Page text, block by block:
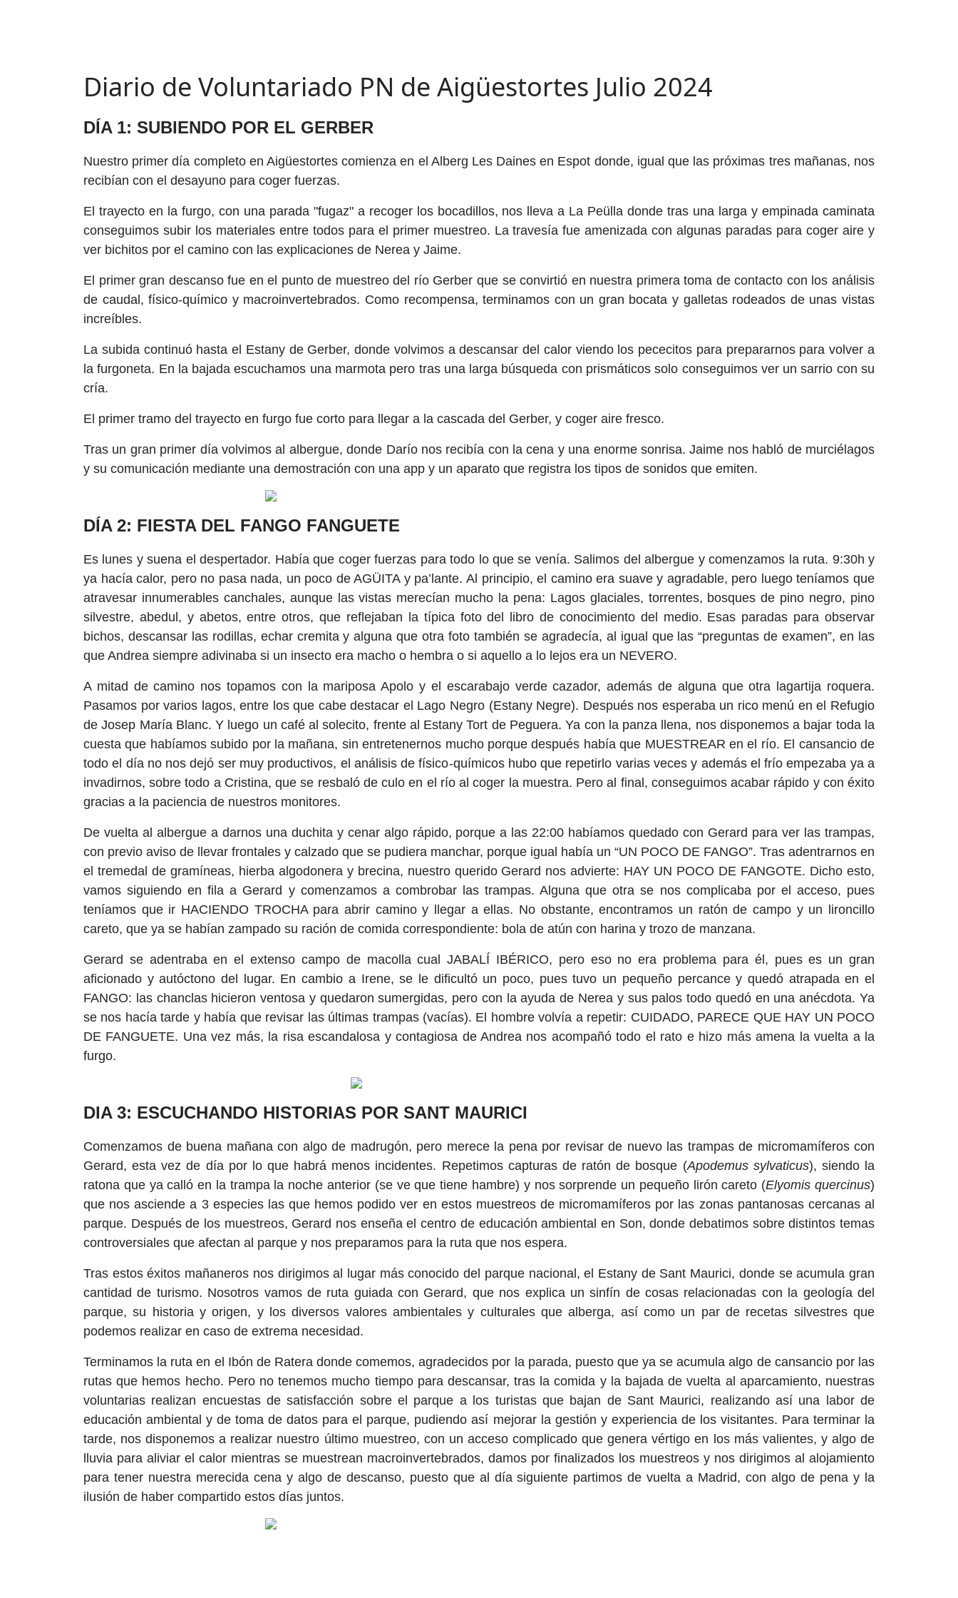
Diario de Voluntariado PN de Aigüestortes Julio 2024
DÍA 1: SUBIENDO POR EL GERBER
Nuestro primer día completo en Aigüestortes comienza en el Alberg Les Daines en Espot donde, igual que las próximas tres mañanas, nos
recibían con el desayuno para coger fuerzas.
El trayecto en la furgo, con una parada "fugaz" a recoger los bocadillos, nos lleva a La Peülla donde tras una larga y empinada caminata
conseguimos subir los materiales entre todos para el primer muestreo. La travesía fue amenizada con algunas paradas para coger aire y
ver bichitos por el camino con las explicaciones de Nerea y Jaime.
El primer gran descanso fue en el punto de muestreo del río Gerber que se convirtió en nuestra primera toma de contacto con los análisis
de caudal, físico-químico y macroinvertebrados. Como recompensa, terminamos con un gran bocata y galletas rodeados de unas vistas
increíbles.
La subida continuó hasta el Estany de Gerber, donde volvimos a descansar del calor viendo los pececitos para prepararnos para volver a
la furgoneta. En la bajada escuchamos una marmota pero tras una larga búsqueda con prismáticos solo conseguimos ver un sarrio con su
cría.
El primer tramo del trayecto en furgo fue corto para llegar a la cascada del Gerber, y coger aire fresco.
Tras un gran primer día volvimos al albergue, donde Darío nos recibía con la cena y una enorme sonrisa. Jaime nos habló de murciélagos
y su comunicación mediante una demostración con una app y un aparato que registra los tipos de sonidos que emiten.
DÍA 2: FIESTA DEL FANGO FANGUETE
Es lunes y suena el despertador. Había que coger fuerzas para todo lo que se venía. Salimos del albergue y comenzamos la ruta. 9:30h y
ya hacía calor, pero no pasa nada, un poco de AGÜITA y pa’lante. Al principio, el camino era suave y agradable, pero luego teníamos que
atravesar innumerables canchales, aunque las vistas merecían mucho la pena: Lagos glaciales, torrentes, bosques de pino negro, pino
silvestre, abedul, y abetos, entre otros, que reflejaban la típica foto del libro de conocimiento del medio. Esas paradas para observar
bichos, descansar las rodillas, echar cremita y alguna que otra foto también se agradecía, al igual que las “preguntas de examen”, en las
que Andrea siempre adivinaba si un insecto era macho o hembra o si aquello a lo lejos era un NEVERO.
A mitad de camino nos topamos con la mariposa Apolo y el escarabajo verde cazador, además de alguna que otra lagartija roquera.
Pasamos por varios lagos, entre los que cabe destacar el Lago Negro (Estany Negre). Después nos esperaba un rico menú en el Refugio
de Josep María Blanc. Y luego un café al solecito, frente al Estany Tort de Peguera. Ya con la panza llena, nos disponemos a bajar toda la
cuesta que habíamos subido por la mañana, sin entretenernos mucho porque después había que MUESTREAR en el río. El cansancio de
todo el día no nos dejó ser muy productivos, el análisis de físico-químicos hubo que repetirlo varias veces y además el frío empezaba ya a
invadirnos, sobre todo a Cristina, que se resbaló de culo en el río al coger la muestra. Pero al final, conseguimos acabar rápido y con éxito
gracias a la paciencia de nuestros monitores.
De vuelta al albergue a darnos una duchita y cenar algo rápido, porque a las 22:00 habíamos quedado con Gerard para ver las trampas,
con previo aviso de llevar frontales y calzado que se pudiera manchar, porque igual había un “UN POCO DE FANGO”. Tras adentrarnos en
el tremedal de gramíneas, hierba algodonera y brecina, nuestro querido Gerard nos advierte: HAY UN POCO DE FANGOTE. Dicho esto,
vamos siguiendo en fila a Gerard y comenzamos a combrobar las trampas. Alguna que otra se nos complicaba por el acceso, pues
teníamos que ir HACIENDO TROCHA para abrir camino y llegar a ellas. No obstante, encontramos un ratón de campo y un lironcillo
careto, que ya se habían zampado su ración de comida correspondiente: bola de atún con harina y trozo de manzana.
Gerard se adentraba en el extenso campo de macolla cual JABALÍ IBÉRICO, pero eso no era problema para él, pues es un gran
aficionado y autóctono del lugar. En cambio a Irene, se le dificultó un poco, pues tuvo un pequeño percance y quedó atrapada en el
FANGO: las chanclas hicieron ventosa y quedaron sumergidas, pero con la ayuda de Nerea y sus palos todo quedó en una anécdota. Ya
se nos hacía tarde y había que revisar las últimas trampas (vacías). El hombre volvía a repetir: CUIDADO, PARECE QUE HAY UN POCO
DE FANGUETE. Una vez más, la risa escandalosa y contagiosa de Andrea nos acompañó todo el rato e hizo más amena la vuelta a la
furgo.
DIA 3: ESCUCHANDO HISTORIAS POR SANT MAURICI
Comenzamos de buena mañana con algo de madrugón, pero merece la pena por revisar de nuevo las trampas de micromamíferos con
Gerard, esta vez de día por lo que habrá menos incidentes. Repetimos capturas de ratón de bosque (Apodemus sylvaticus), siendo la
ratona que ya calló en la trampa la noche anterior (se ve que tiene hambre) y nos sorprende un pequeño lirón careto (Elyomis quercinus)
que nos asciende a 3 especies las que hemos podido ver en estos muestreos de micromamíferos por las zonas pantanosas cercanas al
parque. Después de los muestreos, Gerard nos enseña el centro de educación ambiental en Son, donde debatimos sobre distintos temas
controversiales que afectan al parque y nos preparamos para la ruta que nos espera.
Tras estos éxitos mañaneros nos dirigimos al lugar más conocido del parque nacional, el Estany de Sant Maurici, donde se acumula gran
cantidad de turismo. Nosotros vamos de ruta guiada con Gerard, que nos explica un sinfín de cosas relacionadas con la geología del
parque, su historia y origen, y los diversos valores ambientales y culturales que alberga, así como un par de recetas silvestres que
podemos realizar en caso de extrema necesidad.
Terminamos la ruta en el Ibón de Ratera donde comemos, agradecidos por la parada, puesto que ya se acumula algo de cansancio por las
rutas que hemos hecho. Pero no tenemos mucho tiempo para descansar, tras la comida y la bajada de vuelta al aparcamiento, nuestras
voluntarias realizan encuestas de satisfacción sobre el parque a los turistas que bajan de Sant Maurici, realizando así una labor de
educación ambiental y de toma de datos para el parque, pudiendo así mejorar la gestión y experiencia de los visitantes. Para terminar la
tarde, nos disponemos a realizar nuestro último muestreo, con un acceso complicado que genera vértigo en los más valientes, y algo de
lluvia para aliviar el calor mientras se muestrean macroinvertebrados, damos por finalizados los muestreos y nos dirigimos al alojamiento
para tener nuestra merecida cena y algo de descanso, puesto que al día siguiente partimos de vuelta a Madrid, con algo de pena y la
ilusión de haber compartido estos días juntos.